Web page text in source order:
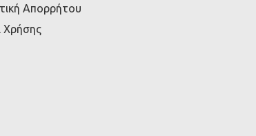
Απορρήτου
Χρήσης